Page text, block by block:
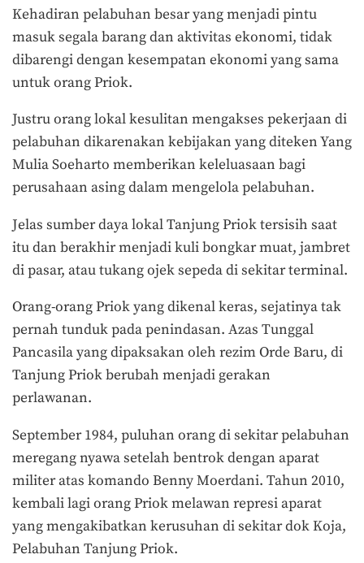
Kehadiran pelabuhan besar yang menjadi pintu
masuk segala barang dan aktivitas ekonomi, tidak
dibarengi dengan kesempatan ekonomi yang sama
untuk orang Priok.
Justru orang lokal kesulitan mengakses pekerjaan di
pelabuhan dikarenakan kebijakan yang diteken Yang
Mulia Soeharto memberikan keleluasaan bagi
perusahaan asing dalam mengelola pelabuhan.
Jelas sumber daya lokal Tanjung Priok tersisih saat
itu dan berakhir menjadi kuli bongkar muat, jambret
di pasar, atau tukang ojek sepeda di sekitar terminal.
Orang-orang Priok yang dikenal keras, sejatinya tak
pernah tunduk pada penindasan. Azas Tunggal
Pancasila yang dipaksakan oleh rezim Orde Baru, di
Tanjung Priok berubah menjadi gerakan
perlawanan.
September 1984, puluhan orang di sekitar pelabuhan
meregang nyawa setelah bentrok dengan aparat
militer atas komando Benny Moerdani. Tahun 2010,
kembali lagi orang Priok melawan represi aparat
yang mengakibatkan kerusuhan di sekitar dok Koja,
Pelabuhan Tanjung Priok.